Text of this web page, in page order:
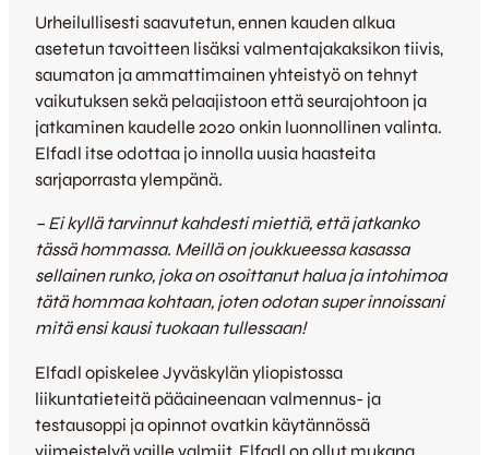
Urheilullisesti saavutetun, ennen kauden alkua
asetetun tavoitteen lisäksi valmentajakaksikon tiivis,
saumaton ja ammattimainen yhteistyö on tehnyt
vaikutuksen sekä pelaajistoon että seurajohtoon ja
jatkaminen kaudelle 2020 onkin luonnollinen valinta.
Elfadl itse odottaa jo innolla uusia haasteita
sarjaporrasta ylempänä.
– Ei kyllä tarvinnut kahdesti miettiä, että jatkanko
tässä hommassa. Meillä on joukkueessa kasassa
sellainen runko, joka on osoittanut halua ja intohimoa
tätä hommaa kohtaan, joten odotan super innoissani
mitä ensi kausi tuokaan tullessaan!
Elfadl opiskelee Jyväskylän yliopistossa
liikuntatieteitä pääaineenaan valmennus- ja
testausoppi ja opinnot ovatkin käytännössä
viimeistelyä vaille valmiit. Elfadl on ollut mukana